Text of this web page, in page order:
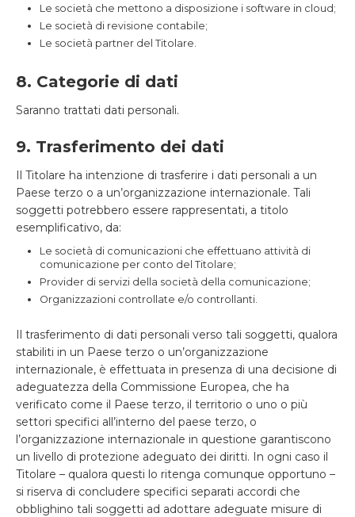
Le società che mettono a disposizione i software in cloud;
Le società di revisione contabile;
Le società partner del Titolare.
8. Categorie di dati
Saranno trattati dati personali.
9. Trasferimento dei dati
Il Titolare ha intenzione di trasferire i dati personali a un
Paese terzo o a un’organizzazione internazionale. Tali
soggetti potrebbero essere rappresentati, a titolo
esemplificativo, da:
Le società di comunicazioni che effettuano attività di
comunicazione per conto del Titolare;
Provider di servizi della società della comunicazione;
Organizzazioni controllate e/o controllanti.
Il trasferimento di dati personali verso tali soggetti, qualora
stabiliti in un Paese terzo o un’organizzazione
internazionale, è effettuata in presenza di una decisione di
adeguatezza della Commissione Europea, che ha
verificato come il Paese terzo, il territorio o uno o più
settori specifici all’interno del paese terzo, o
l’organizzazione internazionale in questione garantiscono
un livello di protezione adeguato dei diritti. In ogni caso il
Titolare – qualora questi lo ritenga comunque opportuno –
si riserva di concludere specifici separati accordi che
obblighino tali soggetti ad adottare adeguate misure di